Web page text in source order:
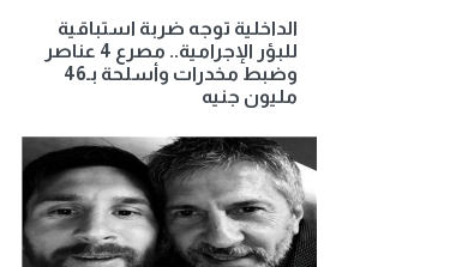
الداخلية توجه ضربة استباقية
للبؤر الإجرامية.. مصرع 4 عناصر
وضبط مخدرات وأسلحة بـ46
مليون جنيه